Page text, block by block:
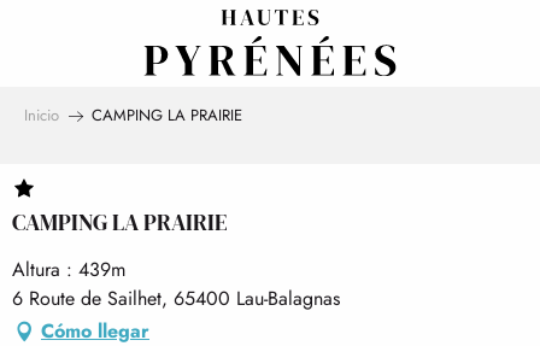
Inicio CAMPING LA PRAIRIE
CAMPING LA PRAIRIE
Altura : 439m
6 Route de Sailhet, 65400 Lau-Balagnas
Cómo llegar